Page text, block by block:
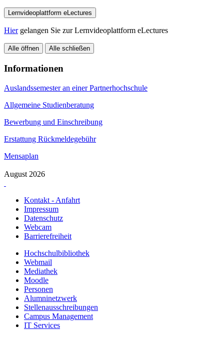
Lernvideoplattform eLectures
Hiergelangen Sie zur Lernvideoplattform eLectures
Alle öffnen Alle schließen
Informationen
Auslandssemester an einer Partnerhochschule
Allgemeine Studienberatung
Bewerbung und Einschreibung
Erstattung Rückmeldegebühr
Mensaplan
August 2026
Kontakt - Anfahrt
Impressum
Datenschutz
Webcam
Barrierefreiheit
Hochschulbibliothek
Webmail
Mediathek
Moodle
Personen
Alumninetzwerk
Stellenausschreibungen
Campus Management
IT Services